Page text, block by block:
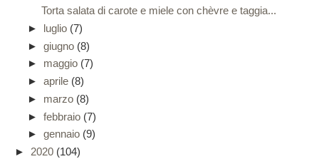
Torta salata di carote e miele con chèvre e taggia...
► luglio (7)
► giugno (8)
► maggio (7)
► aprile (8)
► marzo (8)
► febbraio (7)
► gennaio (9)
► 2020 (104)